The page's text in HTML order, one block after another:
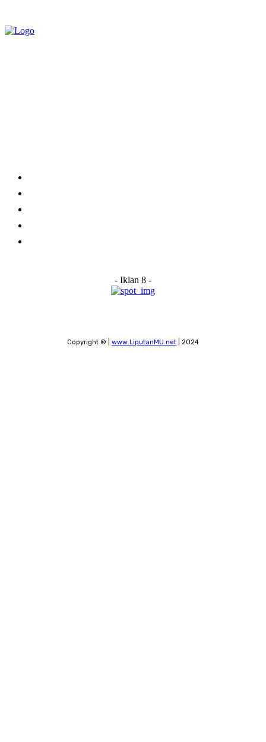
- Iklan 8 -
Copyright © | www.LiputanMU.net | 2024